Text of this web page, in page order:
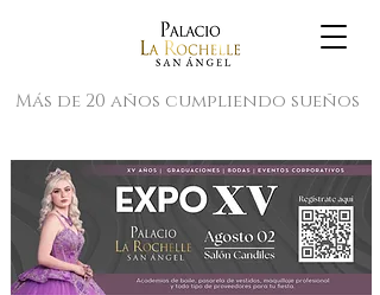
Más de 20 años cumpliendo sueños